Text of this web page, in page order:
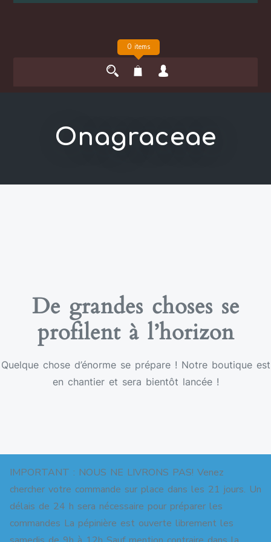
IMPORTANT : NOUS NE LIVRONS PAS! Venez
chercher votre commande sur place dans les 21 jours. Un
délais de 24 h sera nécessaire pour préparer les
commandes La pépinière est ouverte librement les
0 items
Onagraceae
De grandes choses se
profilent à l’horizon
Quelque chose d’énorme se prépare ! Notre boutique est
en chantier et sera bientôt lancée !
Copyright © 2026 Pépinière pour jardins-forêts. All